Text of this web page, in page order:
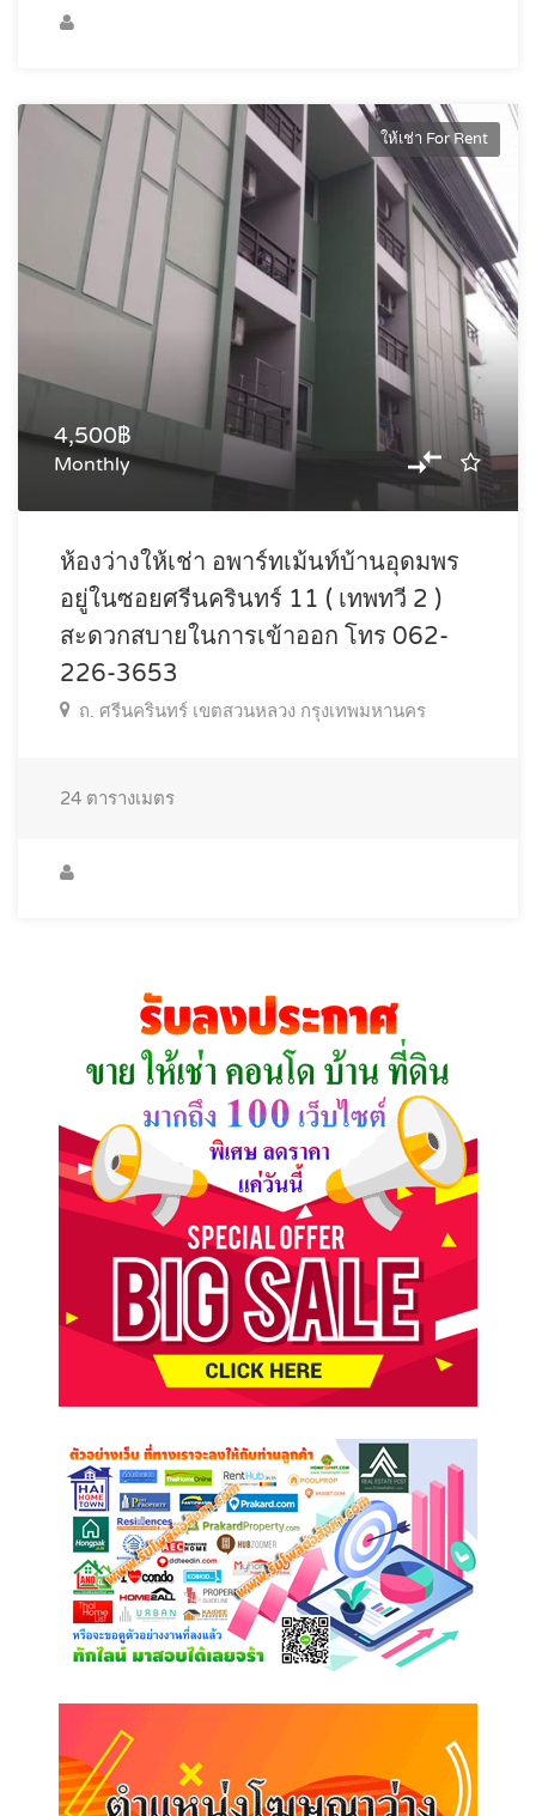
ให้เช่า For Rent
4,500฿
Monthly
ห้องว่างให้เช่า อพาร์ทเม้นท์บ้านอุดมพร
อยู่ในซอยศรีนครินทร์ 11 ( เทพทวี 2 )
สะดวกสบายในการเข้าออก โทร 062-
226-3653
ถ. ศรีนครินทร์ เขตสวนหลวง กรุงเทพมหานคร
24 ตารางเมตร